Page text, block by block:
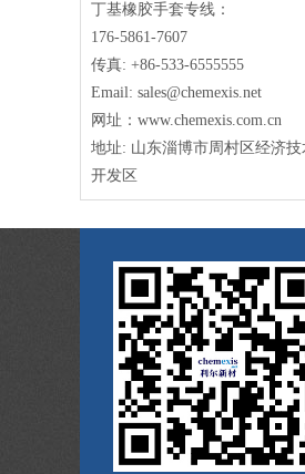
丁基橡胶手套专线：
176-5861-7607
传真: +86-533-6555555
Email: sales@chemexis.net
网址：www.chemexis.com.cn
地址: 山东淄博市周村区经济技
开发区